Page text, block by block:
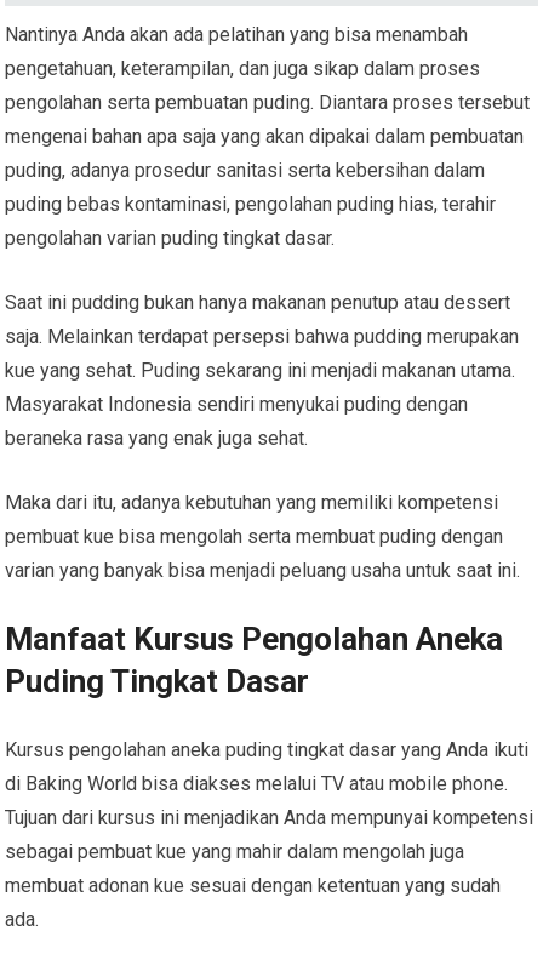
Nantinya Anda akan ada pelatihan yang bisa menambah
pengetahuan, keterampilan, dan juga sikap dalam proses
pengolahan serta pembuatan puding. Diantara proses tersebut
mengenai bahan apa saja yang akan dipakai dalam pembuatan
puding, adanya prosedur sanitasi serta kebersihan dalam
puding bebas kontaminasi, pengolahan puding hias, terahir
pengolahan varian puding tingkat dasar.
Saat ini pudding bukan hanya makanan penutup atau dessert
saja. Melainkan terdapat persepsi bahwa pudding merupakan
kue yang sehat. Puding sekarang ini menjadi makanan utama.
Masyarakat Indonesia sendiri menyukai puding dengan
beraneka rasa yang enak juga sehat.
Maka dari itu, adanya kebutuhan yang memiliki kompetensi
pembuat kue bisa mengolah serta membuat puding dengan
varian yang banyak bisa menjadi peluang usaha untuk saat ini.
Manfaat Kursus Pengolahan Aneka
Puding Tingkat Dasar
Kursus pengolahan aneka puding tingkat dasar yang Anda ikuti
di Baking World bisa diakses melalui TV atau mobile phone.
Tujuan dari kursus ini menjadikan Anda mempunyai kompetensi
sebagai pembuat kue yang mahir dalam mengolah juga
membuat adonan kue sesuai dengan ketentuan yang sudah
ada.